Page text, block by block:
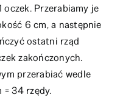
oczek. Przerabiamy je
6 cm, a następnie
ostatni rząd
zakończonych.
przerabiać wedle
= 34 rzędy.